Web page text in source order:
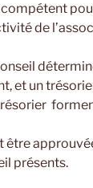
de
et un
être
présents.